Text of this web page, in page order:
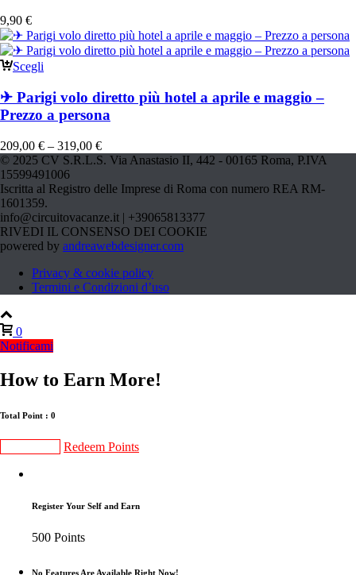
9,90 €
Scegli
✈ Parigi volo diretto più hotel a aprile e maggio –
Prezzo a persona
209,00 € – 319,00 €
© 2025 CV S.R.L.S. Via Anastasio II, 442 - 00165 Roma, P.IVA
15599491006
Iscritta al Registro delle Imprese di Roma con numero REA RM-
1601359.
info@circuitovacanze.it | +39065813377
RIVEDI IL CONSENSO DEI COOKIE
powered by andreawebdesigner.com
Privacy & cookie policy
Termini e Condizioni d’uso
0
Notificami
How to Earn More!
Total Point : 0
Redeem Points
Register Your Self and Earn
500 Points
No Features Are Available Right Now!